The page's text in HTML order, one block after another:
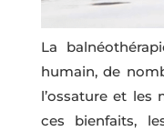
La
humain, de
l’ossature et les
ces bienfaits,